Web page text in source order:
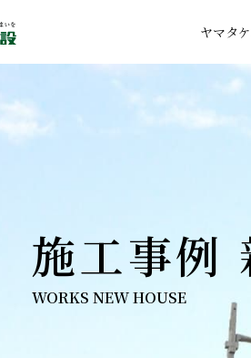
ヤマタ
施工事例
WORKS NEW HOUSE